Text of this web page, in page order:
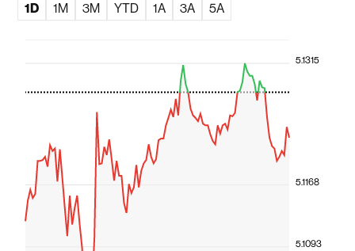
1D 1M 3M YTD 1A 3A 5A
5.1093
5.1168
5.1315